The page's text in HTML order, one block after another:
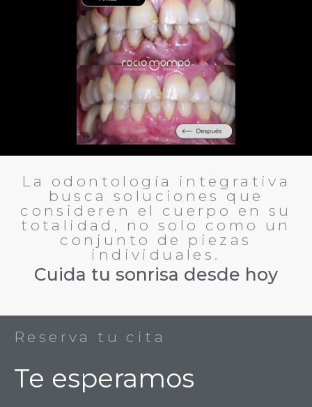
La odontología integrativa
busca soluciones que
consideren el cuerpo en su
totalidad, no solo como un
conjunto de piezas
individuales.
Cuida tu sonrisa desde hoy
Reserva tu cita
Te esperamos